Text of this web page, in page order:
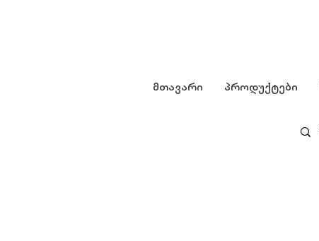
მთავარი პროდუქტები